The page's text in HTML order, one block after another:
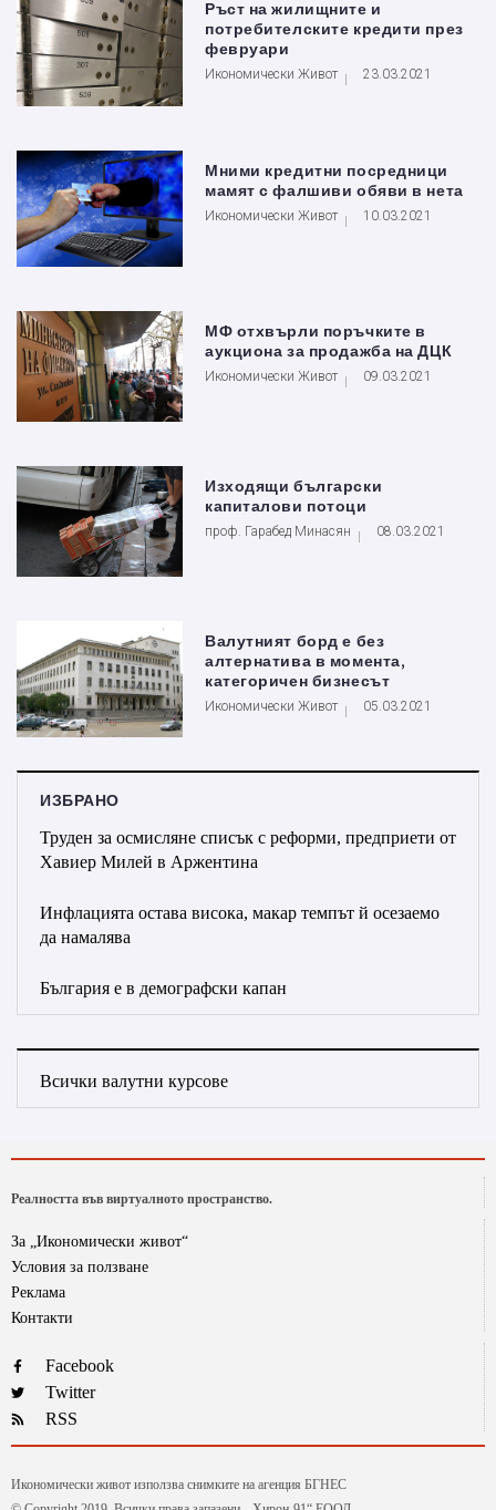
Ръст на жилищните и
потребителските кредити през
февруари
Икономически Живот 23.03.2021
Мними кредитни посредници
мамят с фалшиви обяви в нета
Икономически Живот 10.03.2021
МФ отхвърли поръчките в
аукциона за продажба на ДЦК
Икономически Живот 09.03.2021
Изходящи български
капиталови потоци
проф. Гарабед Минасян 08.03.2021
Валутният борд е без
алтернатива в момента,
категоричен бизнесът
Икономически Живот 05.03.2021
ИЗБРАНО
Труден за осмисляне списък с реформи, предприети от
Хавиер Милей в Аржентина
Инфлацията остава висока, макар темпът й осезаемо
да намалява
България е в демографски капан
Всички валутни курсове
Реалността във виртуалното пространство.
За „Икономически живот“
Условия за ползване
Реклама
Контакти
Facebook
Twitter
RSS
Икономически живот използва снимките на агенция БГНЕС